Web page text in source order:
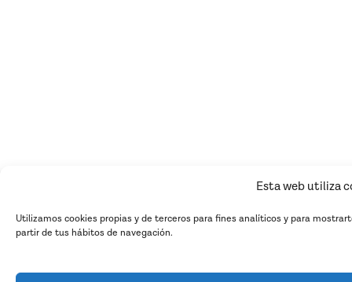
Esta web utiliza
Utilizamos cookies propias y de terceros para fines analíticos y para
partir de tus hábitos de navegación.